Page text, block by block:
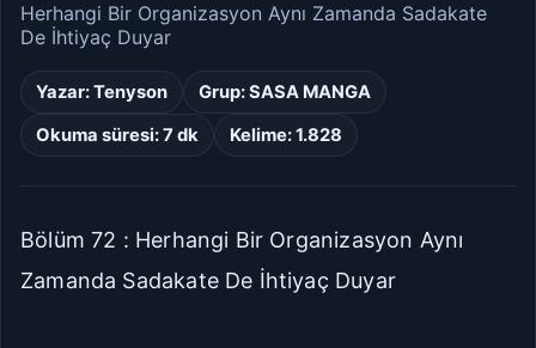
Açık Gri
Herhangi Bir Organizasyon Aynı Zamanda Sadakate
De İhtiyaç Duyar
Yazar:Tenyson Grup:SASA MANGA
Okuma süresi: 7 dk
Kelime: 1.828
Bölüm 72 : Herhangi Bir Organizasyon Aynı
Zamanda Sadakate De İhtiyaç Duyar